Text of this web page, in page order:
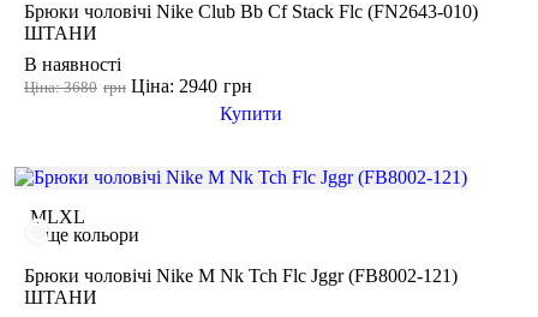
Брюки чоловічі Nike Club Bb Cf Stack Flc (FN2643-010)
ШТАНИ
В наявності
грн
Ціна: 3680 грн
Ціна: 2940
Купити
MLXL
ще кольори
Брюки чоловічі Nike M Nk Tch Flc Jggr (FB8002-121)
ШТАНИ